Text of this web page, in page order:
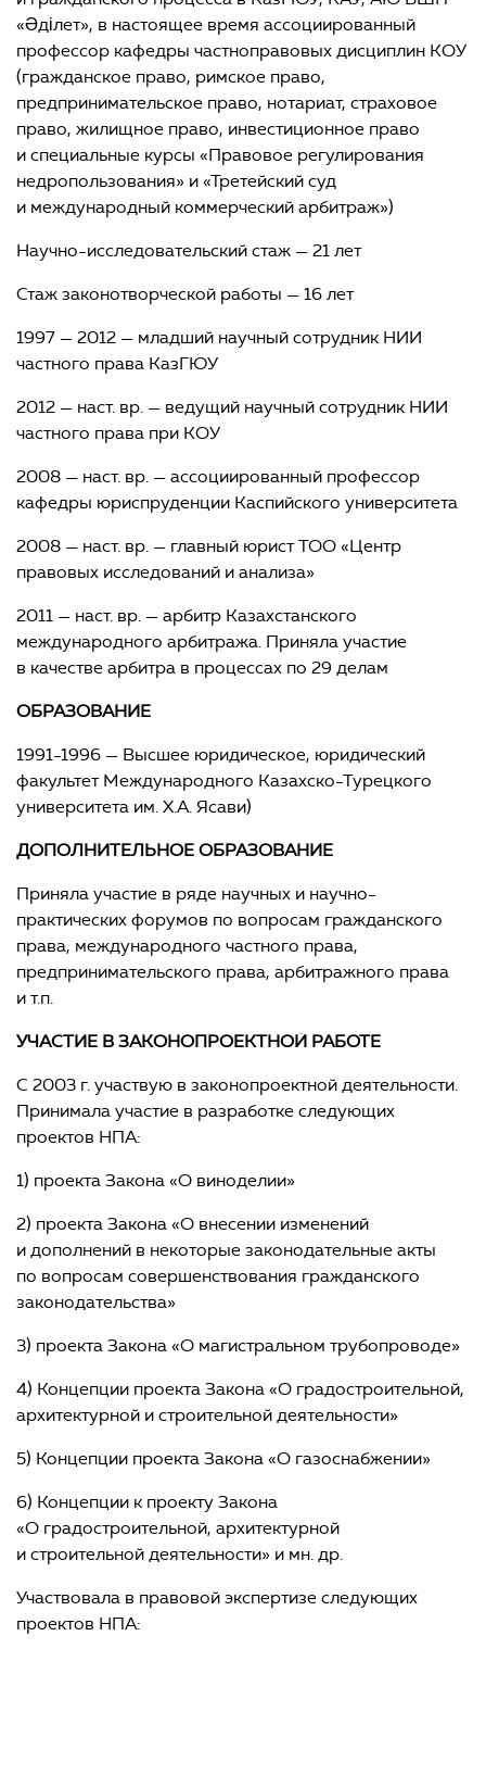
«Әділет», в настоящее время ассоциированный
профессор кафедры частноправовых дисциплин КОУ
(гражданское право, римское право,
предпринимательское право, нотариат, страховое
право, жилищное право, инвестиционное право
и специальные курсы «Правовое регулирования
недропользования» и «Третейский суд
и международный коммерческий арбитраж»)
Научно-исследовательский стаж — 21 лет
Стаж законотворческой работы — 16 лет
1997 — 2012 — младший научный сотрудник НИИ
частного права КазГЮУ
2012 — наст. вр. — ведущий научный сотрудник НИИ
частного права при КОУ
2008 — наст. вр. — ассоциированный профессор
кафедры юриспруденции Каспийского университета
2008 — наст. вр. — главный юрист ТОО «Центр
правовых исследований и анализа»
2011 — наст. вр. — арбитр Казахстанского
международного арбитража. Приняла участие
в качестве арбитра в процессах по 29 делам
ОБРАЗОВАНИЕ
1991-1996 — Высшее юридическое, юридический
факультет Международного Казахско-Турецкого
университета им. Х.А. Ясави)
ДОПОЛНИТЕЛЬНОЕ ОБРАЗОВАНИЕ
Приняла участие в ряде научных и научно-
практических форумов по вопросам гражданского
права, международного частного права,
предпринимательского права, арбитражного права
и т.п.
УЧАСТИЕ В ЗАКОНОПРОЕКТНОЙ РАБОТЕ
С 2003 г. участвую в законопроектной деятельности.
Принимала участие в разработке следующих
проектов НПА:
1) проекта Закона «О виноделии»
2) проекта Закона «О внесении изменений
и дополнений в некоторые законодательные акты
по вопросам совершенствования гражданского
законодательства»
3) проекта Закона «О магистральном трубопроводе»
4) Концепции проекта Закона «О градостроительной,
архитектурной и строительной деятельности»
5) Концепции проекта Закона «О газоснабжении»
6) Концепции к проекту Закона
«О градостроительной, архитектурной
и строительной деятельности» и мн. др.
Участвовала в правовой экспертизе следующих
проектов НПА: